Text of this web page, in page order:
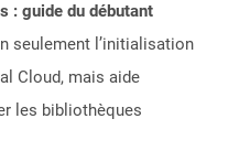
: guide du débutant
seulement l’initialisation
Cloud, mais aide
les bibliothèques